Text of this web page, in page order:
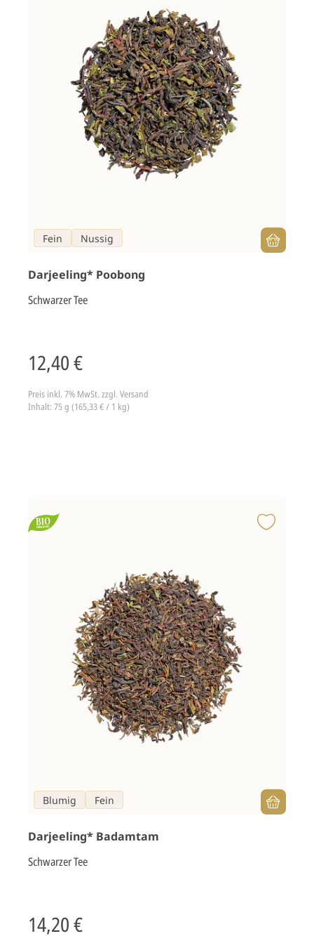
Fein Nussig
Darjeeling* Poobong
Schwarzer Tee
12,40 €
Preis inkl. 7% MwSt. zzgl. Versand
Inhalt: 75 g (165,33 € / 1 kg)
Blumig Fein
Darjeeling* Badamtam
Schwarzer Tee
14,20 €